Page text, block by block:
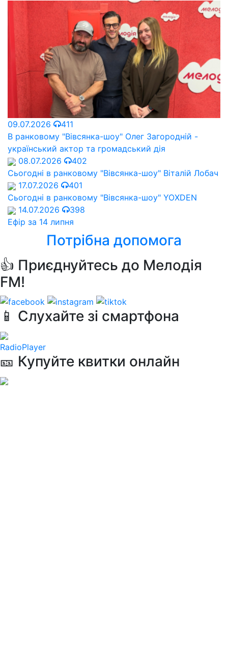
09.07.2026
411
В ранковому "Вівсянка-шоу" Олег Загородній -
український актор та громадський дія
08.07.2026
402
Сьогодні в ранковому "Вівсянка-шоу" Віталій Лобач
17.07.2026
401
Сьогодні в ранковому "Вівсянка-шоу" YOXDEN
14.07.2026
398
Ефір за 14 липня
Потрібна допомога
👍 Приєднуйтесь до Мелодія
FM!
📱 Слухайте зі смартфона
RadioPlayer
🎫 Купуйте квитки онлайн